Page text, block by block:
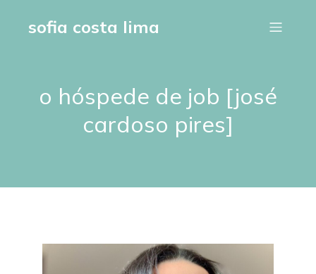
sofia costa lima
o hóspede de job [josé
cardoso pires]